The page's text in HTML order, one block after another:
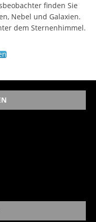
finden Sie
Nebel und Galaxien.
dem Sternenhimmel.